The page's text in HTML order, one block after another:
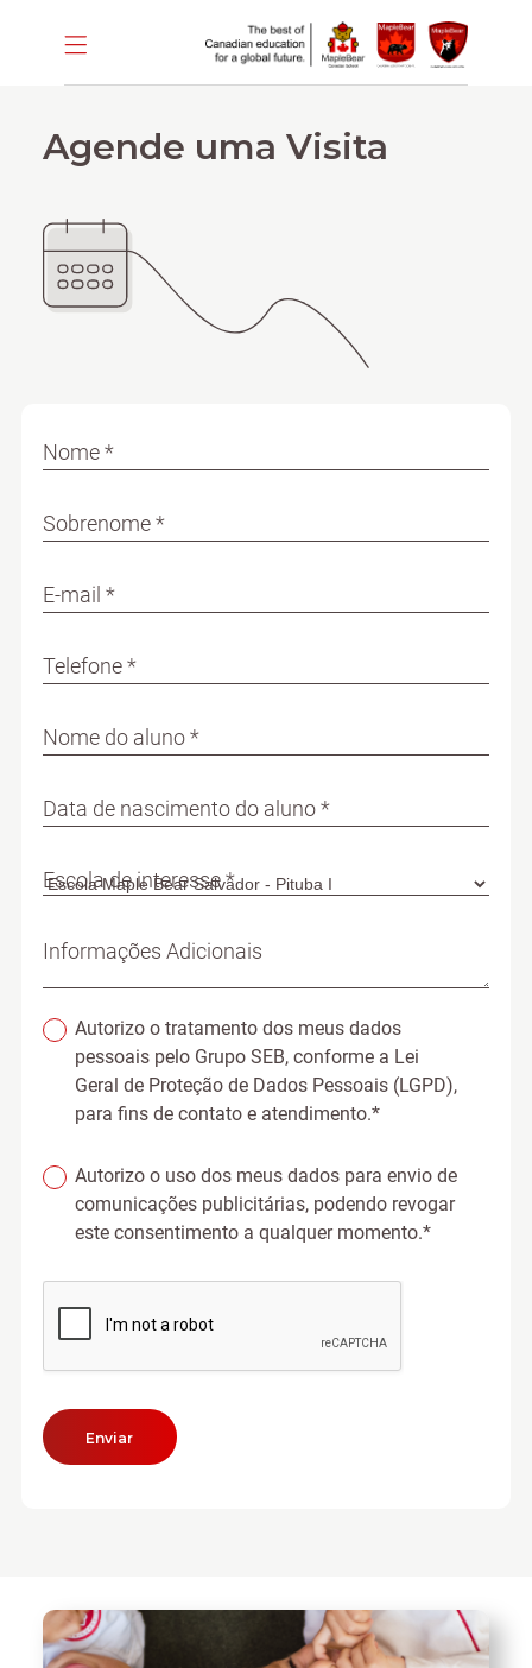
Agende uma Visita
Nome *
Sobrenome *
E-mail *
Telefone *
Nome do aluno *
Data de nascimento do aluno *
Escola de interesse *
Informações Adicionais
Autorizo o tratamento dos meus dados
pessoais pelo Grupo SEB, conforme a Lei
Geral de Proteção de Dados Pessoais (LGPD),
para fins de contato e atendimento.*
Autorizo o uso dos meus dados para envio de
comunicações publicitárias, podendo revogar
este consentimento a qualquer momento.*
Enviar